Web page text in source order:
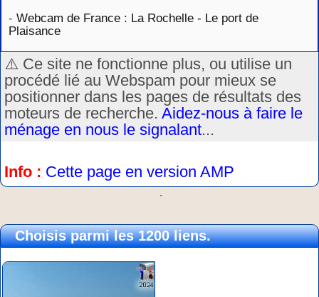
- Webcam de France : La Rochelle - Le port de
Plaisance
⚠️ Ce site ne fonctionne plus, ou utilise un
procédé lié au Webspam pour mieux se
positionner dans les pages de résultats des
moteurs de recherche. Aidez-nous à faire le
ménage en nous le signalant...
Info : Cette page en version AMP
.
Choisis parmi les 1200 liens.